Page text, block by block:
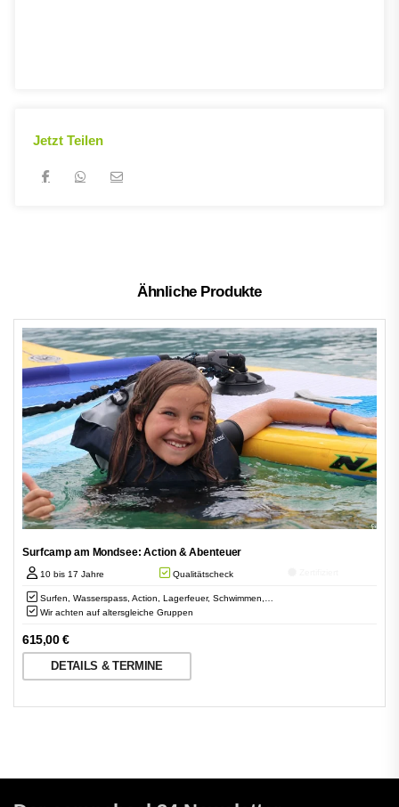
Jetzt Teilen
Ähnliche Produkte
Surfcamp am Mondsee: Action & Abenteuer
10 bis 17 Jahre Qualitätscheck
Surfen, Wasserspass, Action, Lagerfeuer, Schwimmen,…
Wir achten auf altersgleiche Gruppen
615,00€
DETAILS & TERMINE